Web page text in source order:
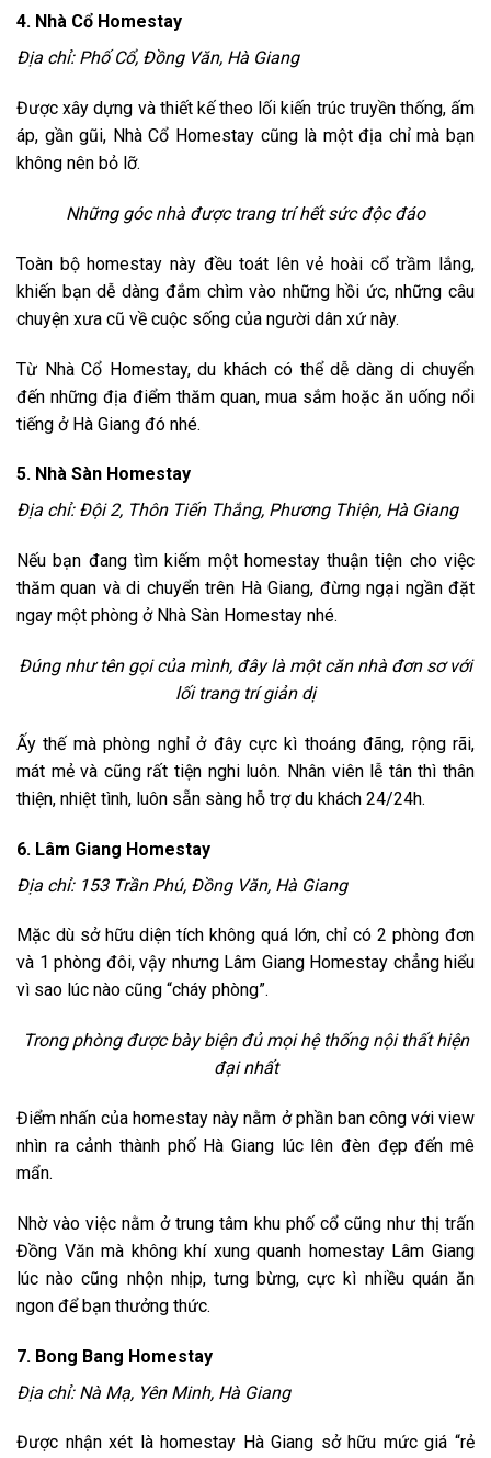
4. Nhà Cổ Homestay
Địa chỉ: Phố Cổ, Đồng Văn, Hà Giang
Được xây dựng và thiết kế theo lối kiến trúc truyền thống, ấm
áp, gần gũi, Nhà Cổ Homestay cũng là một địa chỉ mà bạn
không nên bỏ lỡ.
Những góc nhà được trang trí hết sức độc đáo
Toàn bộ homestay này đều toát lên vẻ hoài cổ trầm lắng,
khiến bạn dễ dàng đắm chìm vào những hồi ức, những câu
chuyện xưa cũ về cuộc sống của người dân xứ này.
Từ Nhà Cổ Homestay, du khách có thể dễ dàng di chuyển
đến những địa điểm thăm quan, mua sắm hoặc ăn uống nổi
tiếng ở Hà Giang đó nhé.
5. Nhà Sàn Homestay
Địa chỉ: Đội 2, Thôn Tiến Thắng, Phương Thiện, Hà Giang
Nếu bạn đang tìm kiếm một homestay thuận tiện cho việc
thăm quan và di chuyển trên Hà Giang, đừng ngại ngần đặt
ngay một phòng ở Nhà Sàn Homestay nhé.
Đúng như tên gọi của mình, đây là một căn nhà đơn sơ với
lối trang trí giản dị
Ấy thế mà phòng nghỉ ở đây cực kì thoáng đãng, rộng rãi,
mát mẻ và cũng rất tiện nghi luôn. Nhân viên lễ tân thì thân
thiện, nhiệt tình, luôn sẵn sàng hỗ trợ du khách 24/24h.
6. Lâm Giang Homestay
Địa chỉ: 153 Trần Phú, Đồng Văn, Hà Giang
Mặc dù sở hữu diện tích không quá lớn, chỉ có 2 phòng đơn
và 1 phòng đôi, vậy nhưng Lâm Giang Homestay chẳng hiểu
vì sao lúc nào cũng “cháy phòng”.
Trong phòng được bày biện đủ mọi hệ thống nội thất hiện
đại nhất
Điểm nhấn của homestay này nằm ở phần ban công với view
nhìn ra cảnh thành phố Hà Giang lúc lên đèn đẹp đến mê
mẩn.
Nhờ vào việc nằm ở trung tâm khu phố cổ cũng như thị trấn
Đồng Văn mà không khí xung quanh homestay Lâm Giang
lúc nào cũng nhộn nhịp, tưng bừng, cực kì nhiều quán ăn
ngon để bạn thưởng thức.
7. Bong Bang Homestay
Địa chỉ: Nà Mạ, Yên Minh, Hà Giang
Được nhận xét là homestay Hà Giang sở hữu mức giá “rẻ